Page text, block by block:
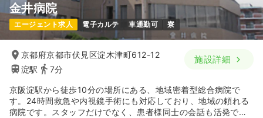
金井病院
エージェント求人 電子カルテ 車通勤可 寮
京都府京都市伏見区淀木津町612-12
淀駅
7分
施設詳細
京阪淀駅から徒歩10分の場所にある、地域密着型総合病院で
す。24時間救急や内視鏡手術にも対応しており、地域の頼れる
病院です。スタッフだけでなく、患者様同士の会話も活発で、